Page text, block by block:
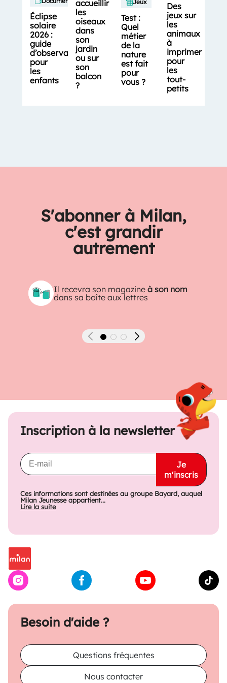
Éclipse
solaire
2026 :
guide
d’observation
pour
les
enfants
accueillir
les
oiseaux
dans
son
jardin
ou sur
son
balcon
?
Jeux
Test :
Quel
métier
de la
nature
est fait
pour
vous ?
Des
jeux sur
les
animaux
à
imprimer
pour
les
tout-
petits
S'abonner à Milan,
c'est grandir
autrement
Il recevra son magazineà son nom
dans sa boîte aux lettres
Précédent Suivant
Besoin d'aide ?
Questions fréquentes
Nous contacter
Inscription à la newsletter
Je
m'inscris
Ces informations sont destinées au groupe Bayard, auquel
Milan Jeunesse appartient...
Lire la suite